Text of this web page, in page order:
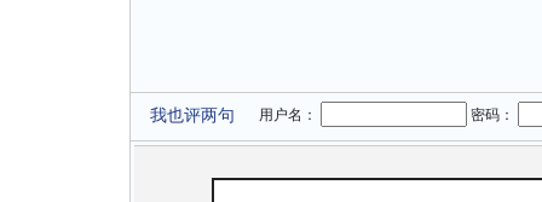
我也评两句 用户名： 密码：